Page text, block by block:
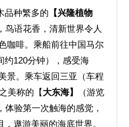
品种繁多的 【兴隆植物
鸟语花香，清新世界令人
咖啡。乘船前往中国马尔
约120分钟），感受海
景。乘车返回三亚（车程
美称的【大东海】
（游览
体验第一次触海的感觉，
遨游美丽的海底世界。